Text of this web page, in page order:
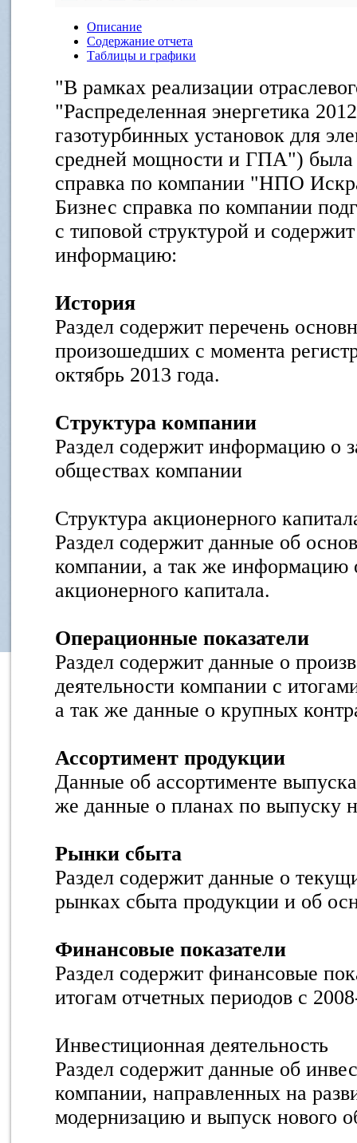
Описание
Содержание отчета
Таблицы и графики
"В рамках реализации
"Распределенная энергетика
газотурбинных установок для
средней мощности и ГПА") была
справка по компании "НПО
Бизнес справка по компании
с типовой структурой и
информацию:
История
Раздел содержит перечень
произошедших с момента
октябрь 2013 года.
Структура компании
Раздел содержит информацию о
обществах компании
Структура акционерного
Раздел содержит данные об
компании, а так же информацию
акционерного капитала.
Операционные показатели
Раздел содержит данные о
деятельности компании с
а так же данные о крупных
Ассортимент продукции
Данные об ассортименте
же данные о планах по выпуску
Рынки сбыта
Раздел содержит данные о
рынках сбыта продукции и об
Финансовые показатели
Раздел содержит финансовые
итогам отчетных периодов с
Инвестиционная деятельность
Раздел содержит данные об
компании, направленных на
модернизацию и выпуск нового